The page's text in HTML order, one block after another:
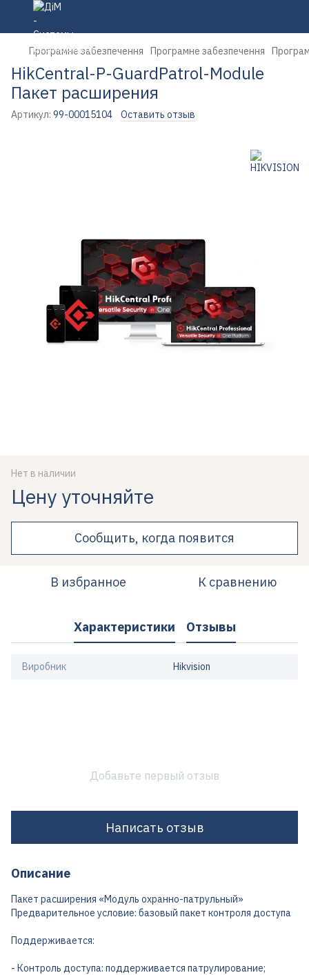
Програмне забезпечення Програмне забезпечення
HikCentral-P-GuardPatrol-Module
Пакет расширения
Артикул: 99-00015104 Оставить отзыв
Нет в наличии
Цену уточняйте
Сообщить, когда появится
В избранное К сравнению
Характеристики Отзывы
Виробник Hikvision
Добавьте первый отзыв
Написать отзыв
Описание
Пакет расширения «Модуль охранно-патрульный»
Предварительное условие: базовый пакет контроля доступа
Поддерживается:
- Контроль доступа: поддерживается патрулирование;